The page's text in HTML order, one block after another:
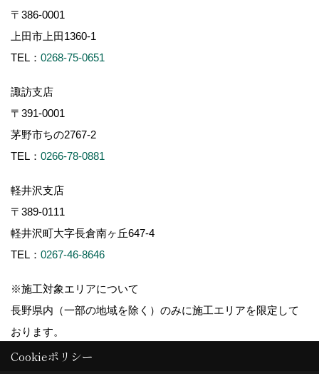
〒386-0001
上田市上田1360-1
TEL： 0268-75-0651
諏訪支店
〒391-0001
茅野市ちの2767-2
TEL： 0266-78-0881
軽井沢支店
〒389-0111
軽井沢町大字長倉南ヶ丘647-4
TEL： 0267-46-8646
※施工対象エリアについて
長野県内（一部の地域を除く）のみに施工エリアを限定して
おります。
Cookieポリシー